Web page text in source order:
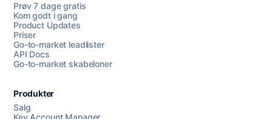
Prøv 7 dage gratis
Kom godt i gang
Product Updates
Priser
Go-to-market leadlister
API Docs
Go-to-market skabeloner
Produkter
Salg
Key Account Manager